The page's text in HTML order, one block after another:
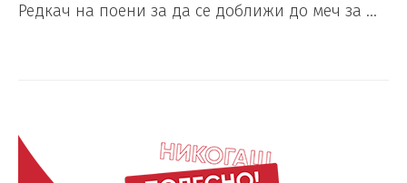
Редкач на поени за да се доближи до меч за …